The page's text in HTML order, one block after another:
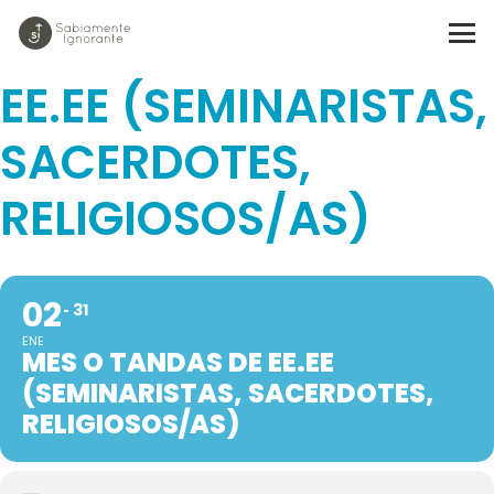
MES O TANDAS DE
EE.EE (SEMINARISTAS,
SACERDOTES,
RELIGIOSOS/AS)
02
ENE
31
MES O TANDAS DE EE.EE
(SEMINARISTAS, SACERDOTES,
RELIGIOSOS/AS)